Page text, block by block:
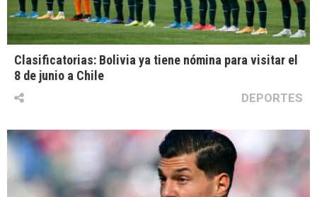
Clasificatorias: Bolivia ya tiene nómina para visitar el
8 de junio a Chile
DEPORTES